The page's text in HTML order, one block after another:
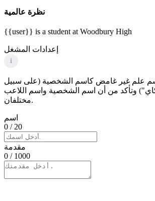
نظرة عالمية
{{user}} is a student at Woodbury High
إعدادات المشغل
i
علم غير غامض كاسم الشخصية (على سبيل
وتأكد من أن اسم الشخصية واسم اللاعب
مختلفان.
اسم
0 / 20
مقدمة
0 / 1000